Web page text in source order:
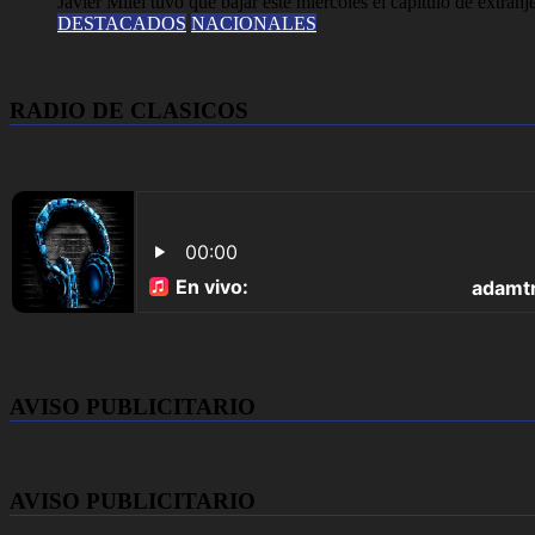
DESTACADOS NACIONALES
RADIO DE CLASICOS
AVISO PUBLICITARIO
AVISO PUBLICITARIO